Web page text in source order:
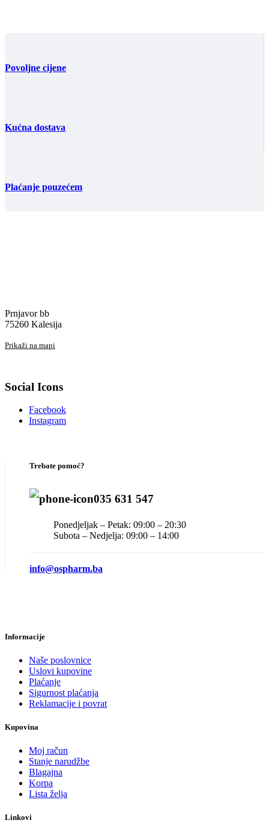
Povoljne cijene
Kućna dostava
Plaćanje pouzećem
Prnjavor bb
75260 Kalesija
Prikaži na mapi
Social Icons
Facebook
Instagram
Trebate pomoć?
035 631 547
Ponedjeljak – Petak: 09:00 – 20:30
Subota – Nedjelja: 09:00 – 14:00
info@ospharm.ba
Informacije
Naše poslovnice
Uslovi kupovine
Plaćanje
Sigurnost plaćanja
Reklamacije i povrat
Kupovina
Moj račun
Stanje narudžbe
Blagajna
Korpa
Lista želja
Linkovi